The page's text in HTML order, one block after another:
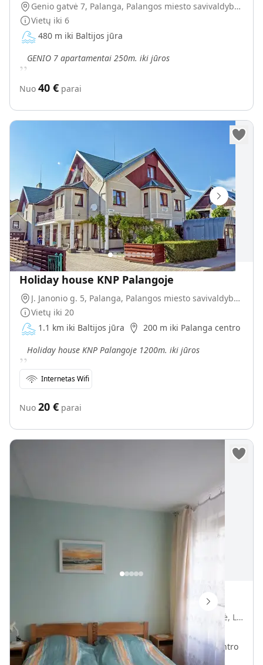
Genio gatvė 7, Palanga, Palangos miesto savivaldybė, Lietuva
Vietų iki 6
480 m iki Baltijos jūra
„GENIO 7 apartamentai 250m. iki jūros
Nuo 40 € parai
Holiday house KNP Palangoje
J. Janonio g. 5, Palanga, Palangos miesto savivaldybė, Lietuva
Vietų iki 20
1.1 km iki Baltijos jūra
200 m iki Palanga centro
„Holiday house KNP Palangoje 1200m. iki jūros
Internetas Wifi
Nuo 20 € parai
Žvejų g. 4a, Palanga, Palangos miesto savivaldybė, Lietuva
Vietų iki
540 m iki Baltijos jūra
750 m iki Palanga centro